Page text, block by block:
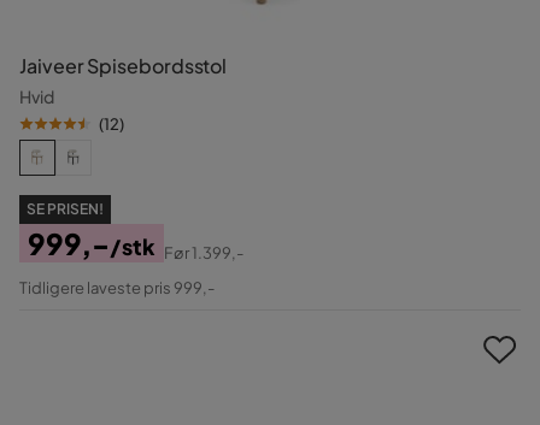
Jaiveer Spisebordsstol
Hvid
(12)
SE PRISEN!
Pris
999,-/stk
Original
Før1.399,-
Tidligere laveste pris 999,-